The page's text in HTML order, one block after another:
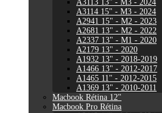
A3113 13" - M3 - 2024
A3114 15" - M3 - 2024
A2941 15" - M2 - 2023
A2681 13" - M2 - 2022
A2337 13" - M1 - 2020
A2179 13" - 2020
A1932 13" - 2018-2019
A1466 13" - 2012-2017
A1465 11" - 2012-2015
A1369 13" - 2010-2011
Macbook Rétina 12"
Macbook Pro Rétina